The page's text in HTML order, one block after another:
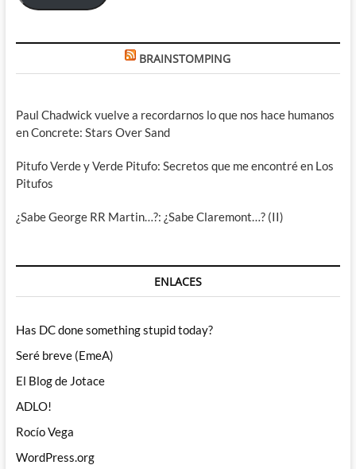
BRAINSTOMPING
Paul Chadwick vuelve a recordarnos lo que nos hace humanos
en Concrete: Stars Over Sand
Pitufo Verde y Verde Pitufo: Secretos que me encontré en Los
Pitufos
¿Sabe George RR Martin…?: ¿Sabe Claremont…? (II)
ENLACES
Has DC done something stupid today?
Seré breve (EmeA)
El Blog de Jotace
ADLO!
Rocío Vega
WordPress.org